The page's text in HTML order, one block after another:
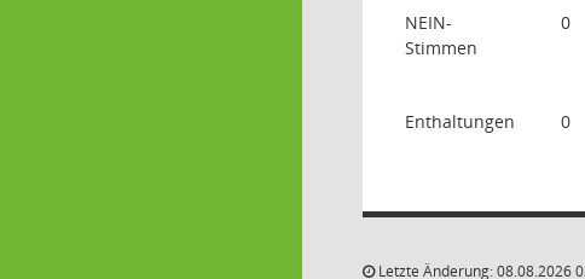
NEIN-
Stimmen
0
Enthaltungen 0
Letzte Änderung: 08.08.2026